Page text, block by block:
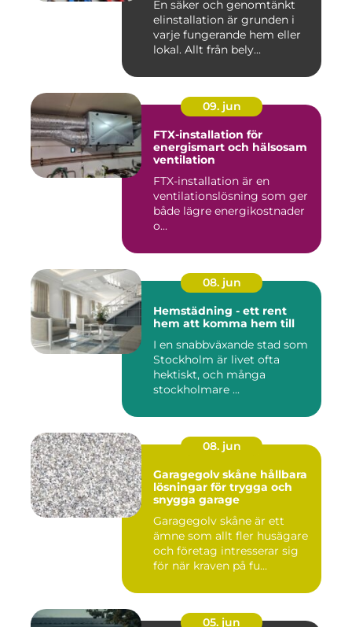
En säker och genomtänkt
elinstallation är grunden i
varje fungerande hem eller
lokal. Allt från bely...
09. jun
FTX-installation för
energismart och hälsosam
ventilation
FTX-installation är en
ventilationslösning som ger
både lägre energikostnader
o...
08. jun
Hemstädning - ett rent
hem att komma hem till
I en snabbväxande stad som
Stockholm är livet ofta
hektiskt, och många
stockholmare ...
08. jun
Garagegolv skåne hållbara
lösningar för trygga och
snygga garage
Garagegolv skåne är ett
ämne som allt fler husägare
och företag intresserar sig
för när kraven på fu...
05. jun